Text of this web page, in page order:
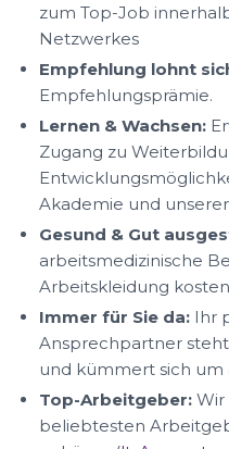
zum Top-Job
Netzwerkes
Empfehlung lohnt
Empfehlungsprämie.
Lernen & Wachsen:
Zugang zu
Akademie und
Gesund & Gut
arbeitsmedizinische
Arbeitskleidung
Immer für Sie da: Ihr
Ansprechpartner
und kümmert sich um
Top-Arbeitgeber: Wir
beliebtesten